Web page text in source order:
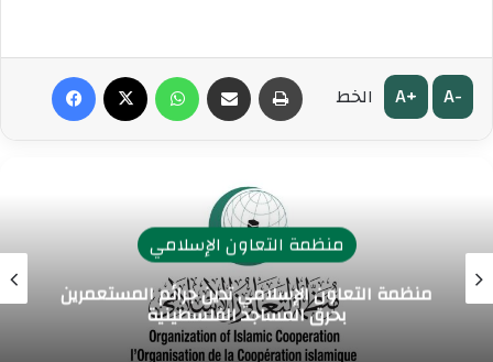
فيسبوك واتساب مشاركة عبر البريد
الخط A+ A-
منظمة التعاون الإسلامي
منظمة التعاون الإسلامي تدين جرائم المستعمرين
بحرق المساجد الفلسطينية